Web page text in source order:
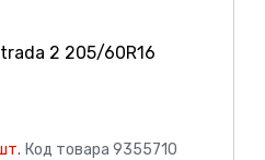
2 205/60R16
Код товара 9355710